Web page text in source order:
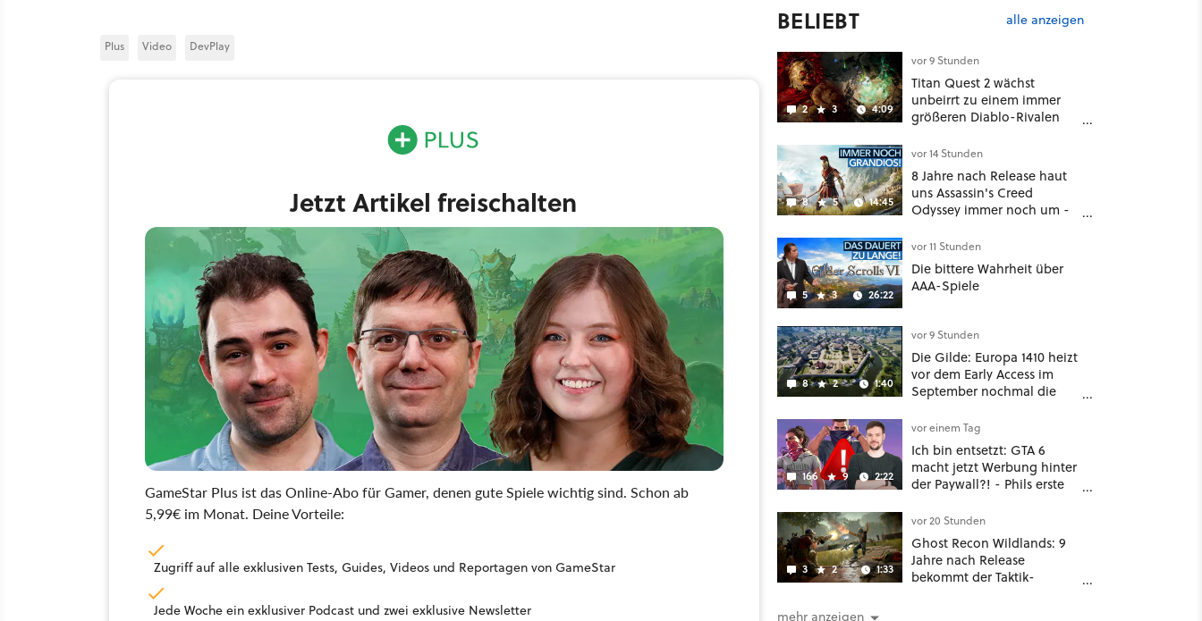
Plus Video DevPlay
Jetzt Artikel freischalten
GameStar Plus ist das Online-Abo für Gamer, denen gute Spiele wichtig sind. Schon ab
5,99€ im Monat. Deine Vorteile:
Zugriff auf alle exklusiven Tests, Guides, Videos und Reportagen von GameStar
Jede Woche ein exklusiver Podcast und zwei exklusive Newsletter
BELIEBT alle anzeigen
2 3 4:09
vor 9 Stunden
Titan Quest 2 wächst
unbeirrt zu einem immer
größeren Diablo-Rivalen
sogar eine richtige
Beschwörer-Klasse
8 5 14:45
vor 14 Stunden
8 Jahre nach Release haut
uns Assassin's Creed
Odyssey immer noch um -
5 3 26:22
vor 11 Stunden
Die bittere Wahrheit über
AAA-Spiele
8 2 1:40
vor 9 Stunden
Die Gilde: Europa 1410 heizt
vor dem Early Access im
September nochmal die
166 9 2:22
vor einem Tag
Ich bin entsetzt: GTA 6
macht jetzt Werbung hinter
der Paywall?! - Phils erste
Deal
3 2 1:33
vor 20 Stunden
Ghost Recon Wildlands: 9
Jahre nach Release
bekommt der Taktik-
mehr anzeigen